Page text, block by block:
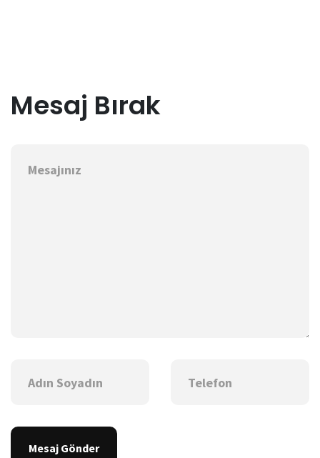
Mesaj Bırak
Mesaj Gönder